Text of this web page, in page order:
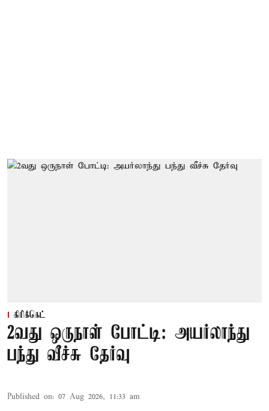
கிரிக்கெட்
2வது ஒருநாள் போட்டி: அயர்லாந்து
பந்து வீச்சு தேர்வு
Published on: 07 Aug 2026, 11:33 am